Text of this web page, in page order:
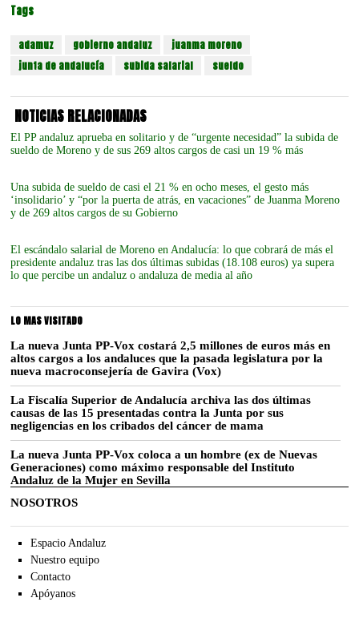
Tags
adamuz gobierno andaluz
juanma moreno
junta de andalucía
subida salarial sueldo
NOTICIAS RELACIONADAS
El PP andaluz aprueba en solitario y de “urgente necesidad” la subida de
sueldo de Moreno y de sus 269 altos cargos de casi un 19 % más
Una subida de sueldo de casi el 21 % en ocho meses, el gesto más
‘insolidario’ y “por la puerta de atrás, en vacaciones” de Juanma Moreno
y de 269 altos cargos de su Gobierno
El escándalo salarial de Moreno en Andalucía: lo que cobrará de más el
presidente andaluz tras las dos últimas subidas (18.108 euros) ya supera
lo que percibe un andaluz o andaluza de media al año
LO MAS VISITADO
La nueva Junta PP-Vox costará 2,5 millones de euros más en
altos cargos a los andaluces que la pasada legislatura por la
nueva macroconsejería de Gavira (Vox)
La Fiscalía Superior de Andalucía archiva las dos últimas
causas de las 15 presentadas contra la Junta por sus
negligencias en los cribados del cáncer de mama
La nueva Junta PP-Vox coloca a un hombre (ex de Nuevas
Generaciones) como máximo responsable del Instituto
Andaluz de la Mujer en Sevilla
NOSOTROS
Espacio Andaluz
Nuestro equipo
Contacto
Apóyanos